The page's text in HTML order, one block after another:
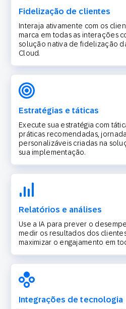
Fidelização de clientes
Interaja ativamente com os
marca em todas as interações
solução nativa de fidelização
Cloud.
Estratégias e táticas
Execute sua estratégia com
práticas recomendadas,
personalizáveis criadas na
sua implementação.
Relatórios e análises
Use a IA para prever o
medir os resultados dos
maximizar o engajamento em
Integrações de tecnologia